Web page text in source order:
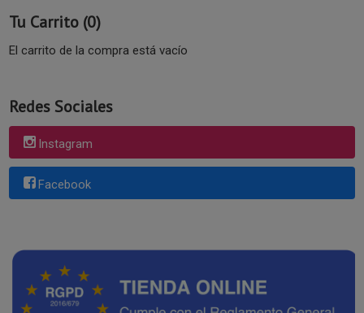
Tu Carrito (0)
El carrito de la compra está vacío
Redes Sociales
Instagram
Facebook